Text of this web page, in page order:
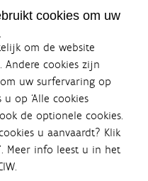
cookies om uw
om de website
cookies zijn
uw surfervaring op
op ‘Alle cookies
de optionele cookies.
u aanvaardt? Klik
Meer info leest u in het
Integraal
(CIW) is een